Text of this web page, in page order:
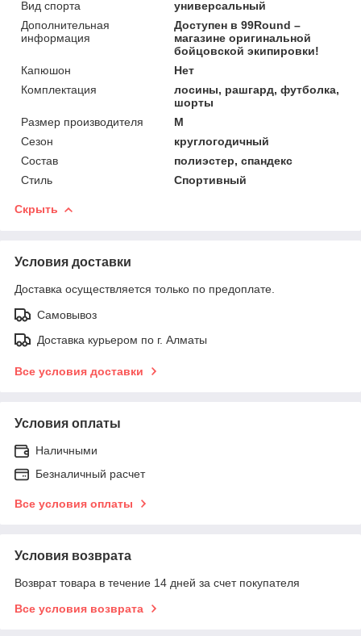
Вид спорта
универсальный
Дополнительная
информация
Доступен в 99Round –
магазине оригинальной
бойцовской экипировки!
Капюшон
Нет
Комплектация
лосины, рашгард, футболка,
шорты
Размер производителя
M
Сезон
круглогодичный
Состав
полиэстер, спандекс
Стиль
Спортивный
Скрыть
Условия доставки
Доставка осуществляется только по предоплате.
Самовывоз
Доставка курьером по г. Алматы
Все условия доставки
Условия оплаты
Наличными
Безналичный расчет
Все условия оплаты
Условия возврата
Возврат товара в течение 14 дней за счет покупателя
Все условия возврата